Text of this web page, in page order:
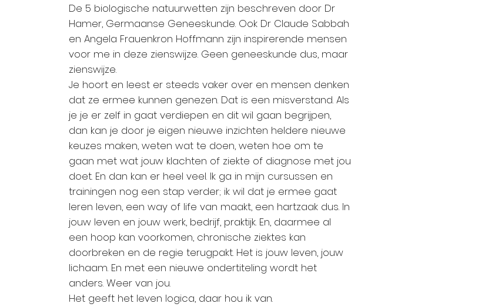
De 5 biologische natuurwetten zijn beschreven door Dr
Hamer, Germaanse Geneeskunde. Ook Dr Claude Sabbah
en Angela Frauenkron Hoffmann zijn inspirerende mensen
voor me in deze zienswijze. Geen geneeskunde dus, maar
zienswijze.
Je hoort en leest er steeds vaker over en mensen denken
dat ze ermee kunnen genezen. Dat is een misverstand. Als
je je er zelf in gaat verdiepen en dit wil gaan begrijpen,
dan kan je door je eigen nieuwe inzichten heldere nieuwe
keuzes maken, weten wat te doen, weten hoe om te
gaan met wat jouw klachten of ziekte of diagnose met jou
doet. En dan kan er heel veel. Ik ga in mijn cursussen en
trainingen nog een stap verder; ik wil dat je ermee gaat
leren leven, een way of life van maakt, een hartzaak dus. In
jouw leven en jouw werk, bedrijf, praktijk. En, daarmee al
een hoop kan voorkomen, chronische ziektes kan
doorbreken en de regie terugpakt. Het is jouw leven, jouw
lichaam. En met een nieuwe ondertiteling wordt het
anders. Weer van jou.
Het geeft het leven logica, daar hou ik van.